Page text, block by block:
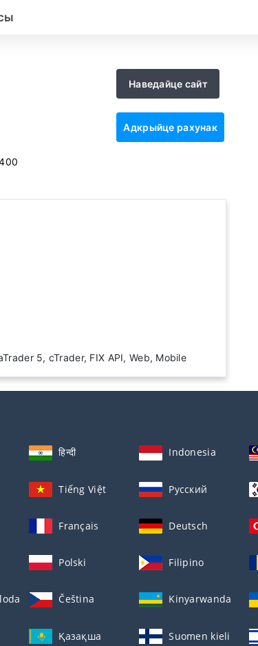
Наведайце сайт
Адкрыйце рахунак
5, cTrader, FIX API, Web, Mobile
हिन्दी Indonesia
Tiếng Việt Русский
Français Deutsch
Polski Filipino
Čeština Kinyarwanda
Қазақша Suomen kieli